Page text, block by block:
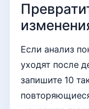
Если анализ
уходят после
запишите 10